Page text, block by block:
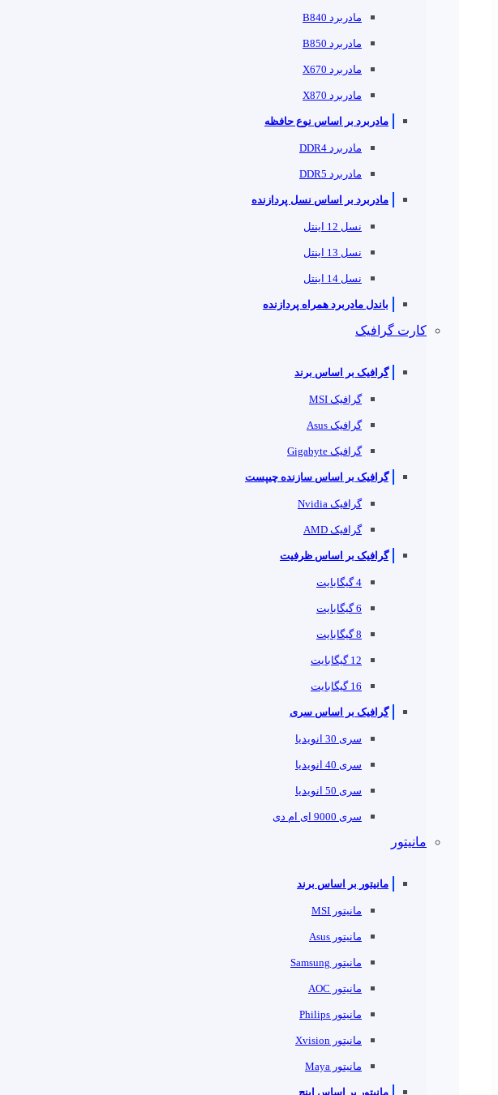
مادربرد B840
مادربرد B850
مادربرد X670
مادربرد X870
مادربرد بر اساس نوع حافظه
مادربرد DDR4
مادربرد DDR5
مادربرد بر اساس نسل پردازنده
نسل 12 اینتل
نسل 13 اینتل
نسل 14 اینتل
باندل مادربرد همراه پردازنده
کارت گرافیک
گرافیک بر اساس برند
گرافیک MSI
گرافیک Asus
گرافیک Gigabyte
گرافیک بر اساس سازنده چیپست
گرافیک Nvidia
گرافیک AMD
گرافیک بر اساس ظرفیت
4 گیگابایت
6 گیگابایت
8 گیگابایت
12 گیگابایت
16 گیگابایت
گرافیک بر اساس سری
سری 30 انویدیا
سری 40 انویدیا
سری 50 انویدیا
سری 9000 ای ام دی
مانیتور
مانیتور بر اساس برند
مانیتور MSI
مانیتور Asus
مانیتور Samsung
مانیتور AOC
مانیتور Philips
مانیتور Xvision
مانیتور Maya
مانیتور بر اساس اینچ